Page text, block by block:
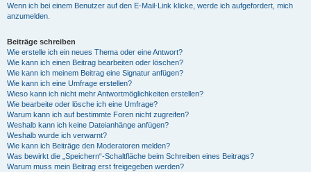
Wenn ich bei einem Benutzer auf den E-Mail-Link klicke, werde ich aufgefordert, mich
anzumelden.
Beiträge schreiben
Wie erstelle ich ein neues Thema oder eine Antwort?
Wie kann ich einen Beitrag bearbeiten oder löschen?
Wie kann ich meinem Beitrag eine Signatur anfügen?
Wie kann ich eine Umfrage erstellen?
Wieso kann ich nicht mehr Antwortmöglichkeiten erstellen?
Wie bearbeite oder lösche ich eine Umfrage?
Warum kann ich auf bestimmte Foren nicht zugreifen?
Weshalb kann ich keine Dateianhänge anfügen?
Weshalb wurde ich verwarnt?
Wie kann ich Beiträge den Moderatoren melden?
Was bewirkt die „Speichern“-Schaltfläche beim Schreiben eines Beitrags?
Warum muss mein Beitrag erst freigegeben werden?